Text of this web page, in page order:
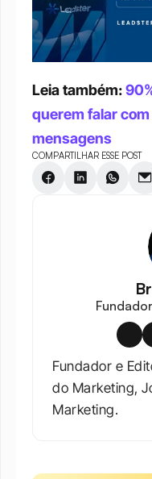
Leia também:
querem falar
mensagens
COMPARTILHAR ESSE POST
Fundador e
do Marketing,
Marketing.